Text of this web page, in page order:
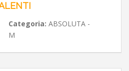
Categoria: ABSOLUTA -
M